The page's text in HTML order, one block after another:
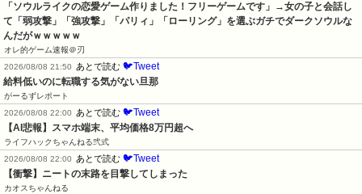
「ソウルライクの恋愛ゲーム作りました！フリーゲームです」→女の子と会話し
て「弱攻撃」「強攻撃」「パリィ」「ローリング」を選ぶガチでダークソウルな
んだがｗｗｗｗｗ
オレ的ゲーム速報＠刃
2026/08/08 21:50
あとで読む 🐦Tweet
給料低いのに転職する気がない旦那
がーるずレポート
2026/08/08 22:00
あとで読む 🐦Tweet
【AI悲報】スマホ端末、平均価格8万円超へ
ライフハックちゃんねる弐式
2026/08/08 22:00
あとで読む 🐦Tweet
【衝撃】ニートの末路を目撃してしまった
カオスちゃんねる